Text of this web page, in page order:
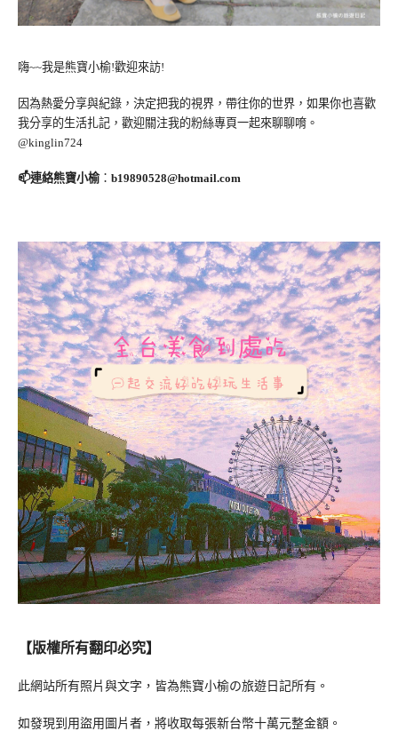
嗨~~我是熊寶小榆!歡迎來訪!
因為熱愛分享與紀錄，決定把我的視界，帶往你的世界，如果你也喜歡
我分享的生活扎記，歡迎關注我的粉絲專頁一起來聊聊唷。
@kinglin724
📫連絡熊寶小榆： b19890528@hotmail.com
【版權所有翻印必究】
此網站所有照片與文字，皆為熊寶小榆の旅遊日記所有。
如發現到用盜用圖片者，將收取每張新台幣十萬元整金額。